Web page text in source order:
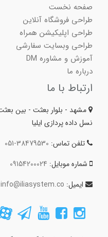
صفحه نخست
طراحی فروشگاه آنلاین
طراحی اپلیکیشن همراه
طراحی وبسایت سفارشی
آموزش و مشاوره DM
درباره ما
ارتباط با ما
نسل داده پردازی ایلیا
تلفن تماس: 051-38479530
شماره موبایل: 09154200024
ایمیل: info@iliasystem.co